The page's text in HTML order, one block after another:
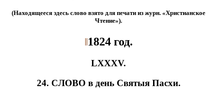
(Находящееся здесь слово взято для печати из журн. «Христианское
Чтение»).
1824 год.
LXXXV.
24. СЛОВО в день Святыя Пасхи.